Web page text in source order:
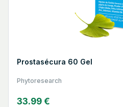
Prostasécura 60 Gel
Phytoresearch
33.99 €